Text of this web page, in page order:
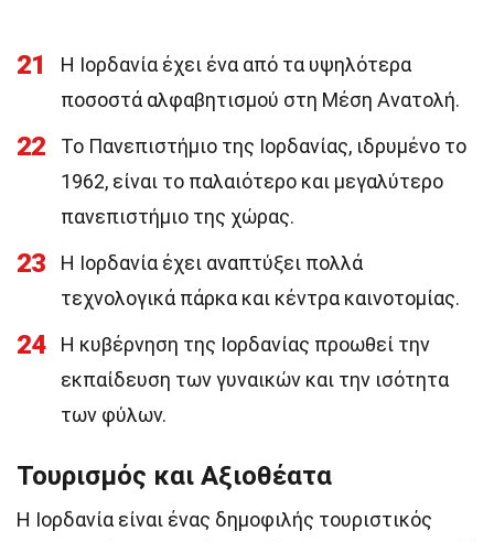
21
Η Ιορδανία έχει ένα από τα υψηλότερα
ποσοστά αλφαβητισμού στη Μέση Ανατολή.
22
Το Πανεπιστήμιο της Ιορδανίας, ιδρυμένο το
1962, είναι το παλαιότερο και μεγαλύτερο
πανεπιστήμιο της χώρας.
23
Η Ιορδανία έχει αναπτύξει πολλά
τεχνολογικά πάρκα και κέντρα καινοτομίας.
24
Η κυβέρνηση της Ιορδανίας προωθεί την
εκπαίδευση των γυναικών και την ισότητα
των φύλων.
Τουρισμός και Αξιοθέατα
Η Ιορδανία είναι ένας δημοφιλής τουριστικός